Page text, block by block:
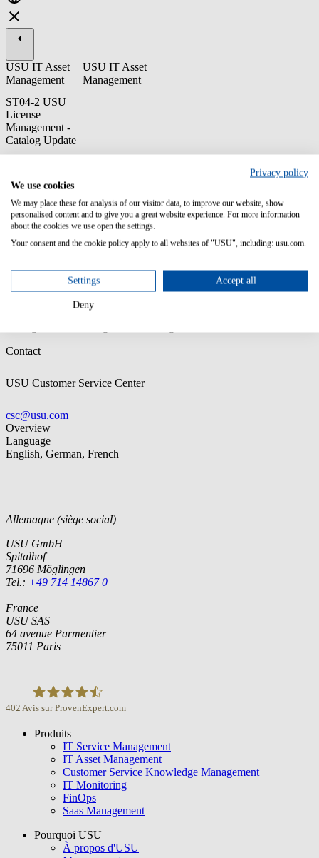
USU IT Asset
Management
ST04-2 USU
License
Management -
Catalog Update
USU IT Asset
Management
License Management and to analyze the error logs and resolve
possible errors.
Content/Learning Objectives:
Learn about the different options for updates of the catalog
Perform a catalog update
Practice how to handle errors found in the log files
Prior knowledge:You should be familiar with the general catalog
structure; e.g. by having attended the “ST04-1 USU License
Contact
USU Customer Service Center
csc@usu.com
Overview
Language
English, German, French
Allemagne (siège social)
USU GmbH
Spitalhof
71696 Möglingen
Tel.: +49 714 14867 0
France
USU SAS
64 avenue Parmentier
75011 Paris
USU GmbH
402 Avis sur ProvenExpert.com
Produits
IT Service Management
IT Asset Management
Customer Service Knowledge Management
IT Monitoring
FinOps
Saas Management
Pourquoi USU
À propos d'USU
Privacy policy
We use cookies
We may place these for analysis of our visitor data, to improve our website, show
personalised content and to give you a great website experience. For more information
about the cookies we use open the settings.
Your consent and the cookie policy apply to all websites of "USU", including: usu.com.
Settings Accept all
Deny